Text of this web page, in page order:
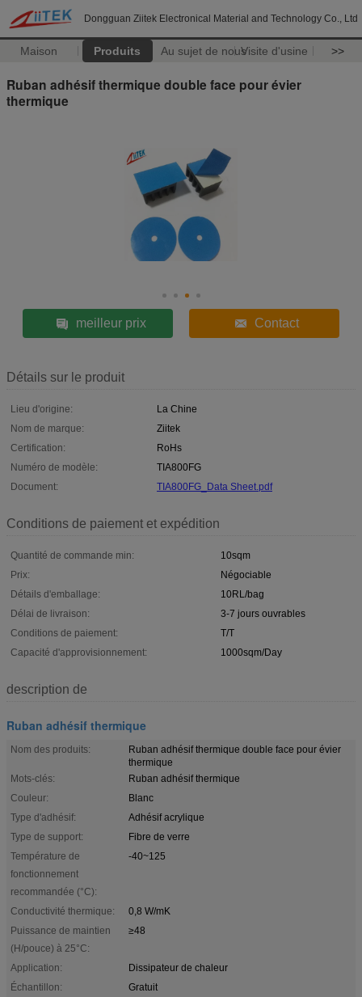
Dongguan Ziitek Electronical Material and Technology Co., Ltd
Maison Produits Au sujet de nousVisite d'usine >>
Ruban adhésif thermique double face pour évier
thermique
meilleur prix Contact
Détails sur le produit
Lieu d'origine:
La Chine
Nom de marque:
Ziitek
Certification:
RoHs
Numéro de modèle:
TIA800FG
Document:
TIA800FG_Data Sheet.pdf
Conditions de paiement et expédition
Quantité de commande min:
10sqm
Prix:
Négociable
Détails d'emballage:
10RL/bag
Délai de livraison:
3-7 jours ouvrables
Conditions de paiement:
T/T
Capacité d'approvisionnement:
1000sqm/Day
description de
Ruban adhésif thermique
Nom des produits:
Ruban adhésif thermique double face pour évier
thermique
Mots-clés:
Ruban adhésif thermique
Couleur:
Blanc
Type d'adhésif:
Adhésif acrylique
Type de support:
Fibre de verre
Température de
fonctionnement
recommandée (°C):
-40~125
Conductivité thermique:
0,8 W/mK
Puissance de maintien
(H/pouce) à 25°C:
≥48
Application:
Dissipateur de chaleur
Échantillon:
Gratuit